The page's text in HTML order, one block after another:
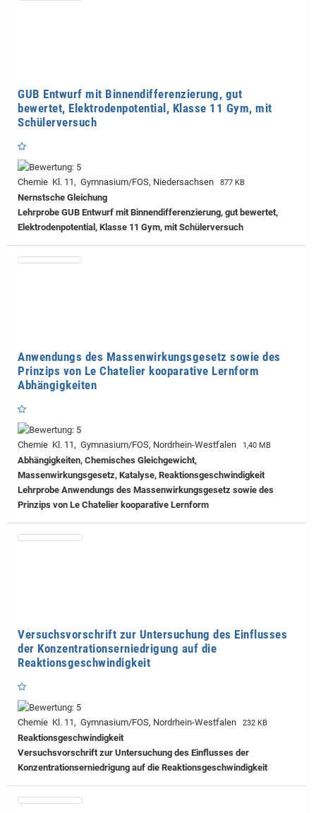
GUB Entwurf mit Binnendifferenzierung, gut
bewertet, Elektrodenpotential, Klasse 11 Gym, mit
Schülerversuch
Chemie Kl. 11, Gymnasium/FOS, Niedersachsen 877 KB
Nernstsche Gleichung
Lehrprobe GUB Entwurf mit Binnendifferenzierung, gut bewertet,
Elektrodenpotential, Klasse 11 Gym, mit Schülerversuch
Anwendungs des Massenwirkungsgesetz sowie des
Prinzips von Le Chatelier kooparative Lernform
Abhängigkeiten
Chemie Kl. 11, Gymnasium/FOS, Nordrhein-Westfalen 1,40 MB
Abhängigkeiten, Chemisches Gleichgewicht,
Massenwirkungsgesetz, Katalyse, Reaktionsgeschwindigkeit
Lehrprobe Anwendungs des Massenwirkungsgesetz sowie des
Prinzips von Le Chatelier kooparative Lernform
Versuchsvorschrift zur Untersuchung des Einflusses
der Konzentrationserniedrigung auf die
Reaktionsgeschwindigkeit
Chemie Kl. 11, Gymnasium/FOS, Nordrhein-Westfalen 232 KB
Reaktionsgeschwindigkeit
Versuchsvorschrift zur Untersuchung des Einflusses der
Konzentrationserniedrigung auf die Reaktionsgeschwindigkeit